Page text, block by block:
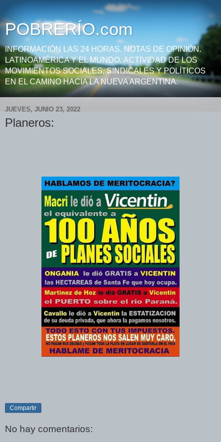
POBRERÍO.com
INFORMACIÓN LAS 24 HORAS. NOTAS DE OPINIÓN.
LATINOAMÉRICA Y EL MUNDO. ACTIVIDAD DE LOS
MOVIMIENTOS SOCIALES, SINDICALES Y POLÍTICOS
EN EL CAMINO HACIA LA NUEVA ARGENTINA.
JUEVES, JUNIO 23, 2022
Planeros:
Compartir
No hay comentarios: